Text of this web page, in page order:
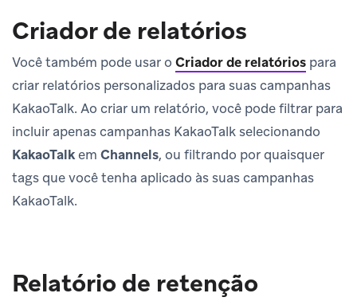
Criador de relatórios
Você também pode usar o Criador de relatórios para
criar relatórios personalizados para suas campanhas
KakaoTalk. Ao criar um relatório, você pode filtrar para
incluir apenas campanhas KakaoTalk selecionando
KakaoTalkem Channels, ou filtrando por quaisquer
tags que você tenha aplicado às suas campanhas
KakaoTalk.
Relatório de retenção